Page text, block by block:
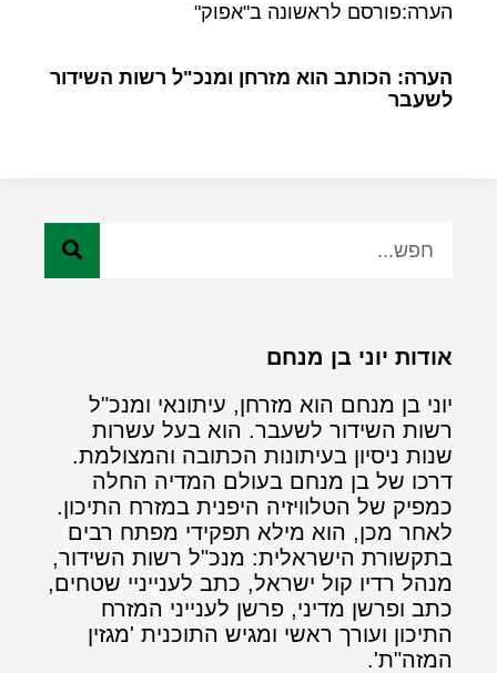
הערה:פורסם לראשונה ב"אפוק"
הערה: הכותב הוא מזרחן ומנכ"ל רשות השידור
לשעבר
אודות יוני בן מנחם
יוני בן מנחם הוא מזרחן, עיתונאי ומנכ"ל
רשות השידור לשעבר. הוא בעל עשרות
שנות ניסיון בעיתונות הכתובה והמצולמת.
דרכו של בן מנחם בעולם המדיה החלה
כמפיק של הטלוויזיה היפנית במזרח התיכון.
לאחר מכן, הוא מילא תפקידי מפתח רבים
בתקשורת הישראלית: מנכ"ל רשות השידור,
מנהל רדיו קול ישראל, כתב לענייניי שטחים,
כתב ופרשן מדיני, פרשן לענייני המזרח
התיכון ועורך ראשי ומגיש התוכנית 'מגזין
המזה"ת'.